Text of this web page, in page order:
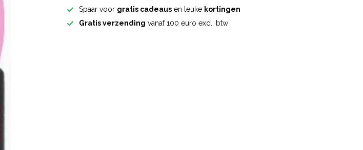
Spaar voor gratis cadeaus en leuke kortingen
Gratis verzending vanaf 100 euro excl. btw